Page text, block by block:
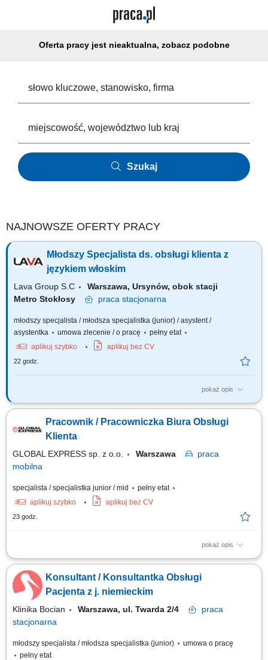
Oferta pracy jest nieaktualna, zobacz podobne
Szukaj
NAJNOWSZE OFERTY PRACY
Młodszy Specjalista ds. obsługi klienta z
językiem włoskim
Lava Group S.C
Warszawa, Ursynów, obok stacji
Metro Stokłosy
praca stacjonarna
młodszy specjalista / młodsza specjalistka (junior) / asystent /
asystentka
umowa zlecenie / o pracę
pełny etat
aplikuj szybko
aplikuj bez CV
22 godz.
pokaż opis
Codzienny kontakt z klientami włoskojęzycznymi – mailowy oraz
doradztwo produktowe). Przygotowywanie ofert handlowych i wizualizacji
dostosowanych do potrzeb klientów z rynku włoskiego. Wspieranie
Pracownik / Pracowniczka Biura Obsługi
Klienta
GLOBAL EXPRESS sp. z o.o. Warszawa
praca
mobilna
specjalista / specjalistka junior / mid
pełny etat
aplikuj szybko
aplikuj bez CV
23 godz.
pokaż opis
Opis stanowiska: Telefoniczna i mailowa obsługa klientów. Budowanie i
utrzymywanie pozytywnych relacji z klientami. Udzielanie informacji oraz
wsparcie w bieżących sprawach. Dbanie o profesjonalny wizerunek firmy
i wysoką jakość obsługi.
Konsultant / Konsultantka Obsługi
Pacjenta z j. niemieckim
Klinika Bocian Warszawa, ul. Twarda 2/4
praca
stacjonarna
młodszy specjalista / młodsza specjalistka (junior)
umowa o pracę
pełny etat